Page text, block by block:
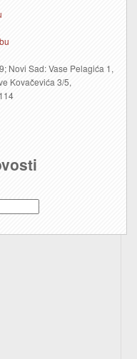
Novi Sad: Vase Pelagića 1,
Kovačevića 3/5,